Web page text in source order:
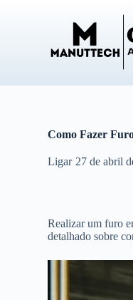
Como Fazer
Ligar 27 de abril
Realizar um furo
detalhado sobre